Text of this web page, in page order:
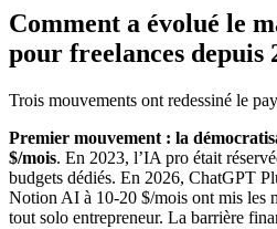
Comment a évolué le
pour freelances depuis
Trois mouvements ont redessiné le
Premier mouvement : la
$/mois. En 2023, l’IA pro était
budgets dédiés. En 2026, ChatGPT
Notion AI à 10-20 $/mois ont mis les
tout solo entrepreneur. La barrière